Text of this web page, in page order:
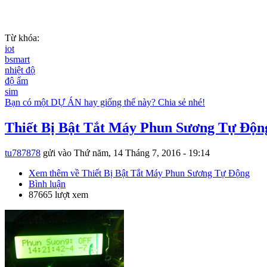
Từ khóa:
iot
bsmart
nhiệt độ
độ ẩm
sim
Bạn có một DỰ ÁN hay giống thế này? Chia sẻ nhé!
Thiết Bị Bật Tắt Máy Phun Sương Tự
tu787878 gửi vào Thứ năm, 14 Tháng 7, 2016 - 19:14
Xem thêm về Thiết Bị Bật Tắt Máy Phun Sương Tự Động
Bình luận
87665 lượt xem